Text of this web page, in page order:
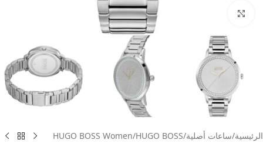
الرئيسية/ساعات أصلية/
HUGO BOSS
/
HUGO BOSS Women